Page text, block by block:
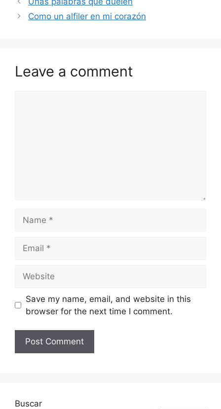
Como un alfiler en mi corazón
Leave a comment
Save my name, email, and website in this
browser for the next time I comment.
Buscar